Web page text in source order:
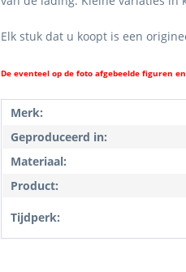
Elk stuk dat u koopt is een
De eventeel op de foto afgebeelde figuren
Merk:
Geproduceerd in:
Materiaal:
Product:
Tijdperk: